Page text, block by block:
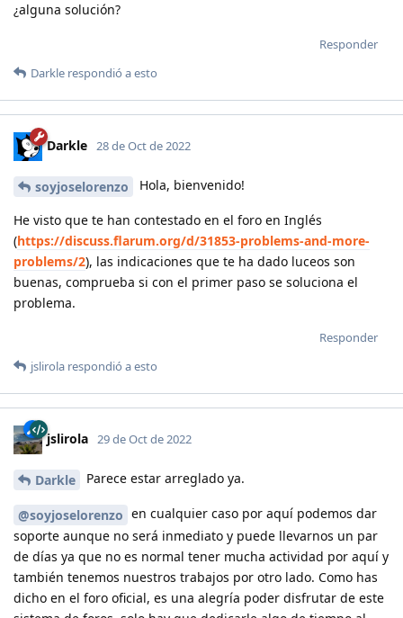
¿alguna solución?
Responder
Darkle respondió a esto
Darkle 28 de Oct de 2022
soyjoselorenzo Hola, bienvenido!
He visto que te han contestado en el foro en Inglés
(https://discuss.flarum.org/d/31853-problems-and-more-
problems/2), las indicaciones que te ha dado luceos son
buenas, comprueba si con el primer paso se soluciona el
problema.
Responder
jslirola respondió a esto
jslirola 29 de Oct de 2022
Darkle Parece estar arreglado ya.
@soyjoselorenzo en cualquier caso por aquí podemos dar
soporte aunque no será inmediato y puede llevarnos un par
de días ya que no es normal tener mucha actividad por aquí y
también tenemos nuestros trabajos por otro lado. Como has
dicho en el foro oficial, es una alegría poder disfrutar de este